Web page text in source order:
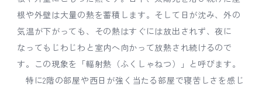
根や外壁は大量の熱を蓄積します。そして日が沈み、外の
気温が下がっても、その熱はすぐには放出されず、夜に
なってもじわじわと室内へ向かって放熱され続けるので
す。この現象を「輻射熱（ふくしゃねつ）」と呼びます。
特に2階の部屋や西日が強く当たる部屋で寝苦しさを感じ